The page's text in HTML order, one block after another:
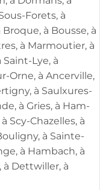
Forets, à
à Bousse, à
à Marmoutier, à
Lye, à
Orne, à Ancerville,
à Saulxures-
à Gries, à Ham-
Scy-Chazelles, à
à Sainte-
à Hambach, à
à Dettwiller, à